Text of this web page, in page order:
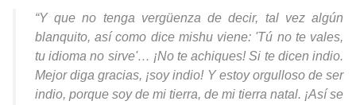
“Y que no tenga vergüenza de decir, tal vez algún
blanquito, así como dice mishu viene: 'Tú no te vales,
tu idioma no sirve'… ¡No te achiques! Si te dicen indio.
Mejor diga gracias, ¡soy indio! Y estoy orgulloso de ser
indio, porque soy de mi tierra, de mi tierra natal. ¡Así se